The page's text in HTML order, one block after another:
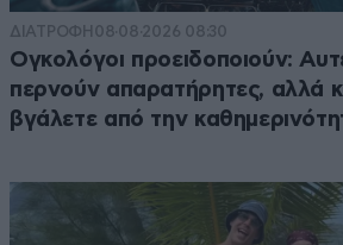
ΔΙΑΤΡΟΦΗ 08·08·2026 08:30
Ογκολόγοι προειδοποιούν:
περνούν απαρατήρητες, αλλά
βγάλετε από την